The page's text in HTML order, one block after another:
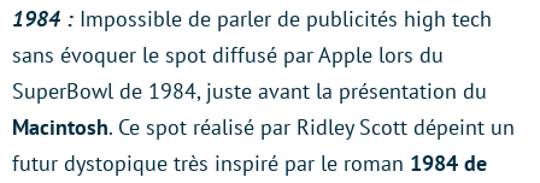
1984 : Impossible de parler de publicités high tech
sans évoquer le spot diffusé par Apple lors du
SuperBowl de 1984, juste avant la présentation du
Macintosh. Ce spot réalisé par Ridley Scott dépeint un
futur dystopique très inspiré par le roman 1984 de